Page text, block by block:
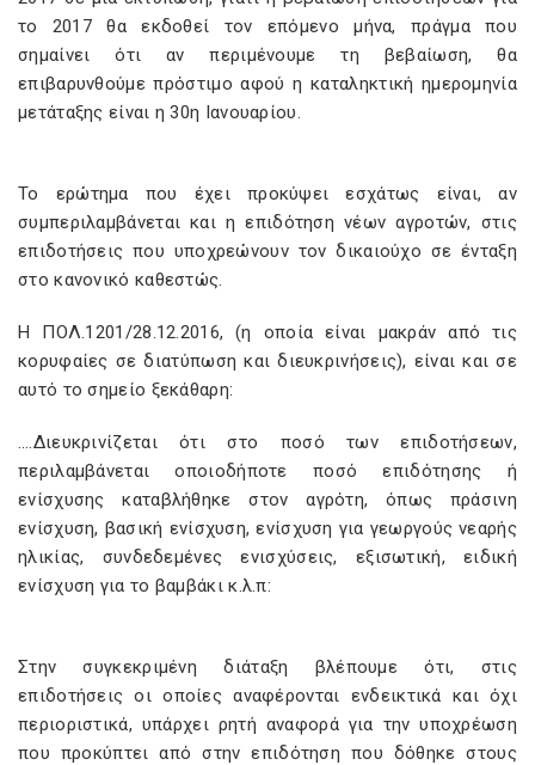
το 2017 θα εκδοθεί τον επόμενο μήνα, πράγμα που
σημαίνει ότι αν περιμένουμε τη βεβαίωση, θα
επιβαρυνθούμε πρόστιμο αφού η καταληκτική ημερομηνία
μετάταξης είναι η 30η Ιανουαρίου.
Το ερώτημα που έχει προκύψει εσχάτως είναι, αν
συμπεριλαμβάνεται και η επιδότηση νέων αγροτών, στις
επιδοτήσεις που υποχρεώνουν τον δικαιούχο σε ένταξη
στο κανονικό καθεστώς.
Η ΠΟΛ.1201/28.12.2016, (η οποία είναι μακράν από τις
κορυφαίες σε διατύπωση και διευκρινήσεις), είναι και σε
αυτό το σημείο ξεκάθαρη:
….Διευκρινίζεται ότι στο ποσό των επιδοτήσεων,
περιλαμβάνεται οποιοδήποτε ποσό επιδότησης ή
ενίσχυσης καταβλήθηκε στον αγρότη, όπως πράσινη
ενίσχυση, βασική ενίσχυση, ενίσχυση για γεωργούς νεαρής
ηλικίας, συνδεδεμένες ενισχύσεις, εξισωτική, ειδική
ενίσχυση για το βαμβάκι κ.λ.π:
Στην συγκεκριμένη διάταξη βλέπουμε ότι, στις
επιδοτήσεις οι οποίες αναφέρονται ενδεικτικά και όχι
περιοριστικά, υπάρχει ρητή αναφορά για την υποχρέωση
που προκύπτει από στην επιδότηση που δόθηκε στους